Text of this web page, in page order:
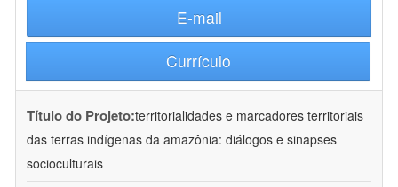
E-mail
Currículo
Título do Projeto:territorialidades e marcadores territoriais
das terras indígenas da amazônia: diálogos e sinapses
socioculturais